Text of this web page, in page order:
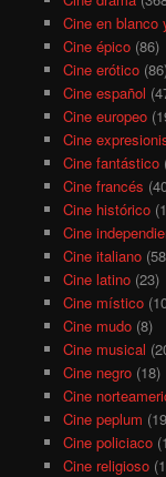
Cine en blanco
Cine épico(86)
Cine erótico
Cine español
Cine europeo
Cine
Cine fantástico
Cine francés
Cine histórico
Cine
Cine italiano
Cine latino(23)
Cine místico
Cine mudo(8)
Cine musical
Cine negro(18)
Cine
Cine peplum
Cine policiaco
Cine religioso